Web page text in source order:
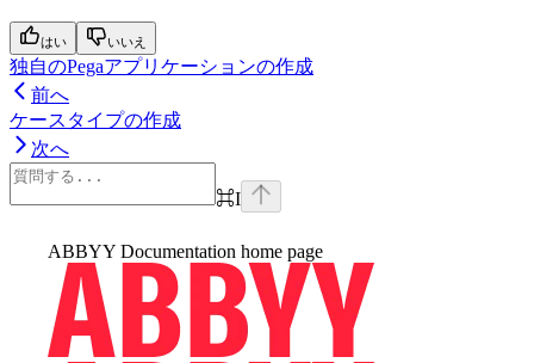
はい いいえ
独自のPegaアプリケーションの作成
前へ
ケースタイプの作成
次へ
⌘I
ABBYY Documentation home page